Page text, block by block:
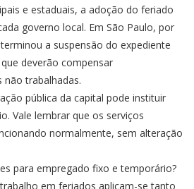
e estaduais, a adoção do feriado
governo local. Em São Paulo, por
a suspensão do expediente
deverão compensar
trabalhadas.
pública da capital pode instituir
Vale lembrar que os serviços
normalmente, sem alteração
para empregado fixo e temporário?
em feriados aplicam-se tanto